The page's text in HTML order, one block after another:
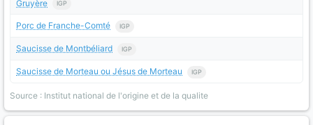
Gruyère IGP
Porc de Franche-Comté IGP
Saucisse de Montbéliard IGP
Saucisse de Morteau ou Jésus de Morteau IGP
Source : Institut national de l'origine et de la qualite